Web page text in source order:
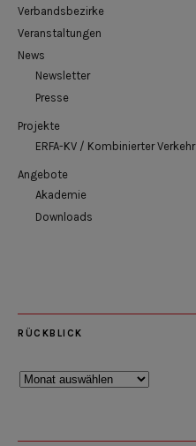
Verbandsbezirke
Veranstaltungen
News
Newsletter
Presse
Projekte
ERFA-KV / Kombinierter Verkehr
Angebote
Akademie
Downloads
RÜCKBLICK
Rückblick